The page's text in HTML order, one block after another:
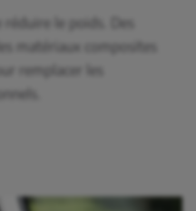
le poids. Des
matériaux composites
remplacer les